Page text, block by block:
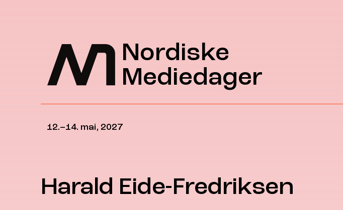
Nordiske
Mediedager
12.–14. mai, 2027
Harald Eide-Fredriksen